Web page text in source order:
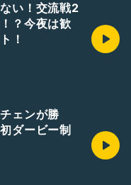
い！交流戦2
？今夜は歓
！
ェンが勝
ダービー制